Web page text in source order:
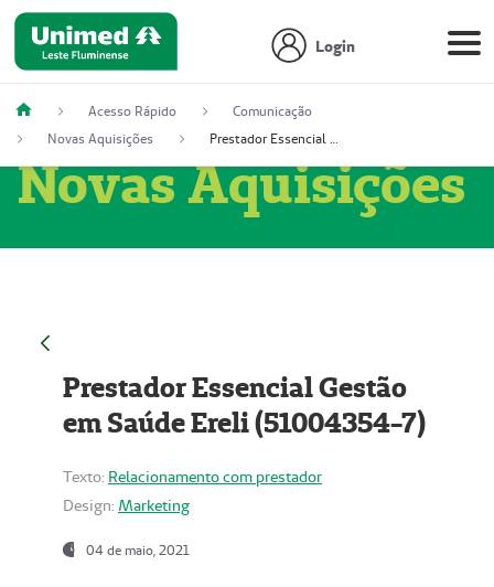
Login
Acesso Rápido
Comunicação
Novas Aquisições
Prestador Essencial Gestão em Saúde Ereli (51004354-7)
Novas Aquisições
Prestador Essencial Gestão
em Saúde Ereli (51004354-7)
Texto: Relacionamento com prestador
Design: Marketing
04 de maio, 2021